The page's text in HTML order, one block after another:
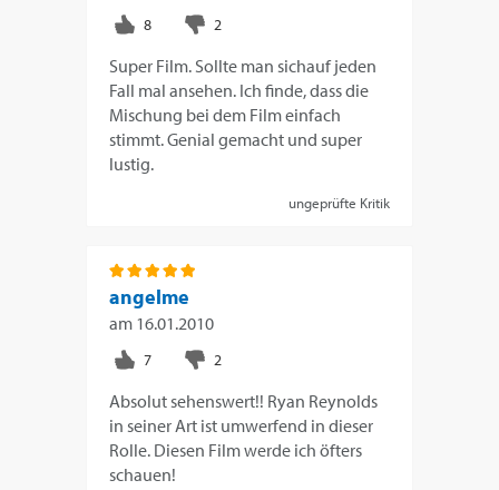
Super Film. Sollte man sichauf jeden
Fall mal ansehen. Ich finde, dass die
Mischung bei dem Film einfach
stimmt. Genial gemacht und super
lustig.
ungeprüfte Kritik
angelme
am 16.01.2010
Absolut sehenswert!! Ryan Reynolds
in seiner Art ist umwerfend in dieser
Rolle. Diesen Film werde ich öfters
schauen!